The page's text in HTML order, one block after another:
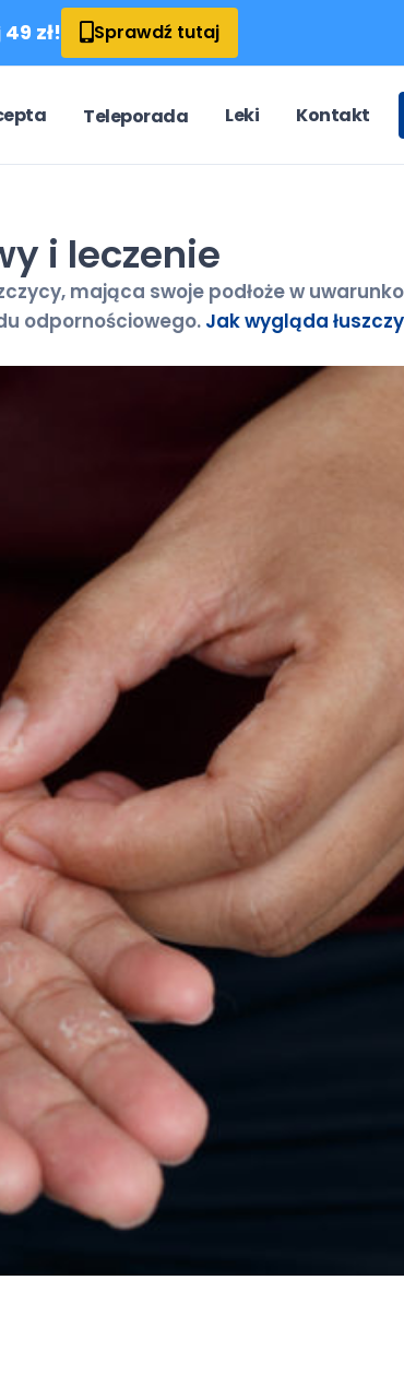
49 zł! Sprawdź tutaj
Teleporada Leki Kontakt
i leczenie
mająca swoje podłoże w
odpornościowego. Jak wygląda